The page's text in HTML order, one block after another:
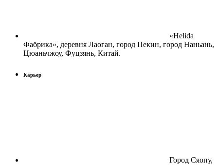
«Helida
Фабрика», деревня Лаоган, город Пекин, город Наньань,
Цюаньчжоу, Фуцзянь, Китай.
Карьер
Город Сяопу,